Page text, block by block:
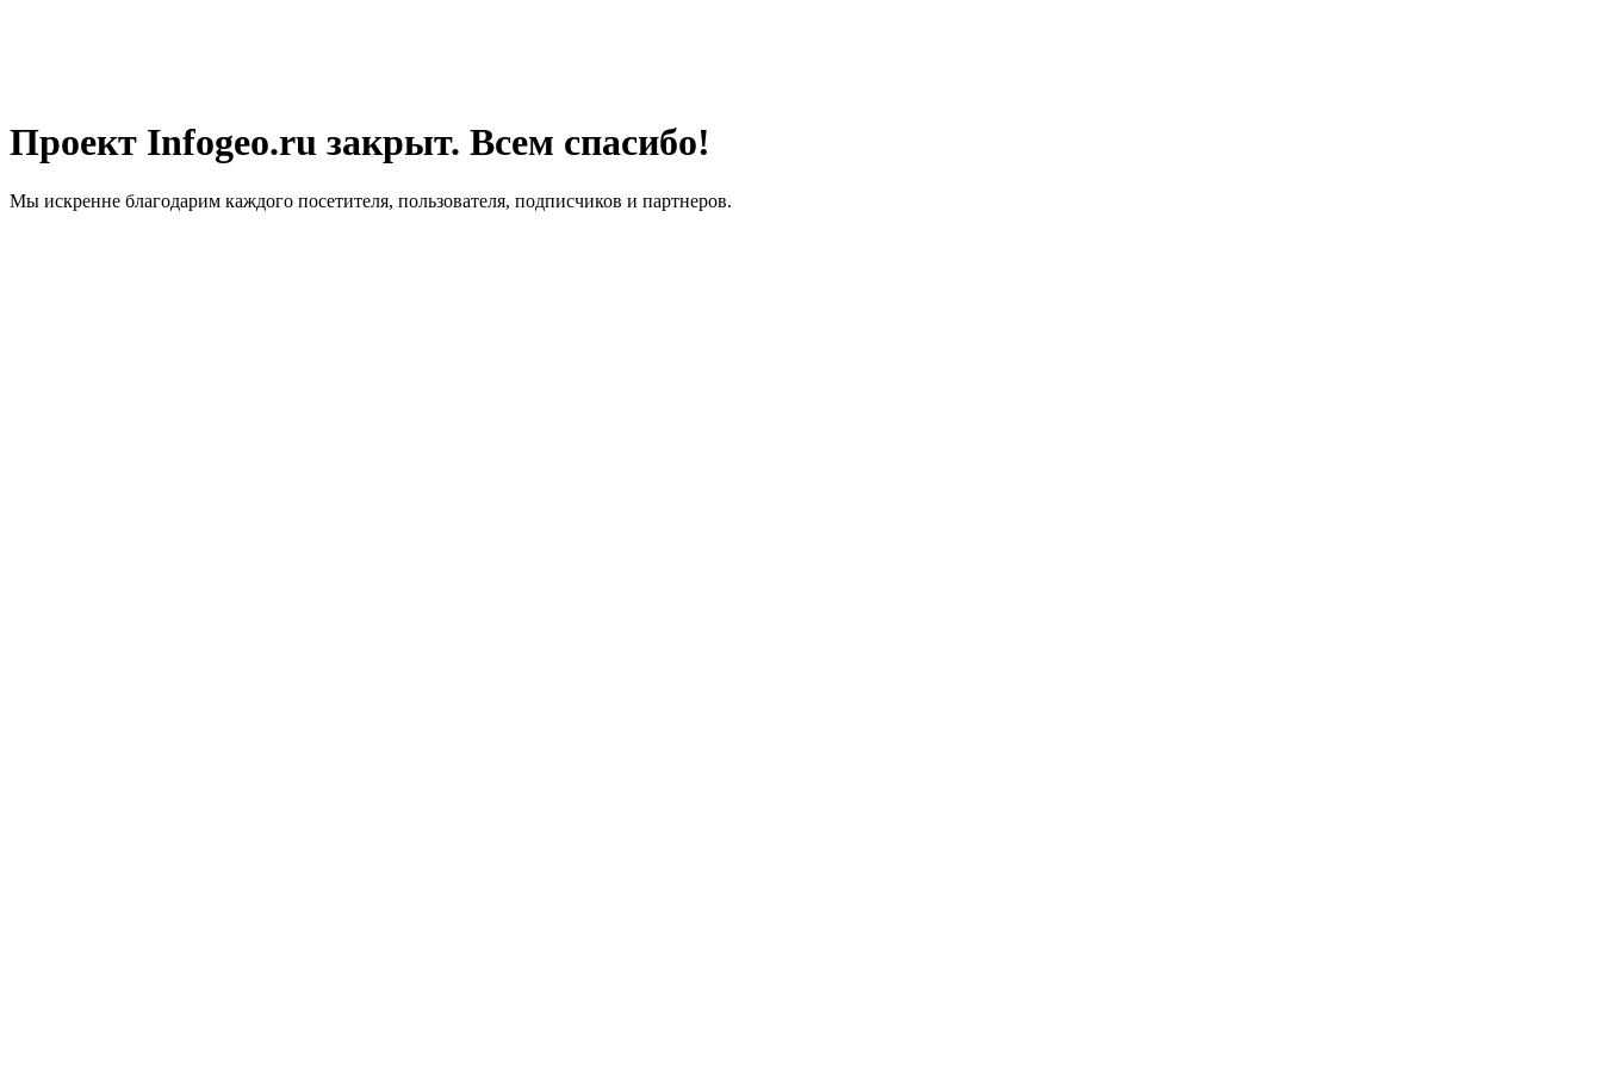
Проект Infogeo.ru закрыт. Всем спасибо!
Мы искренне благодарим каждого посетителя, пользователя, подписчиков и партнеров.